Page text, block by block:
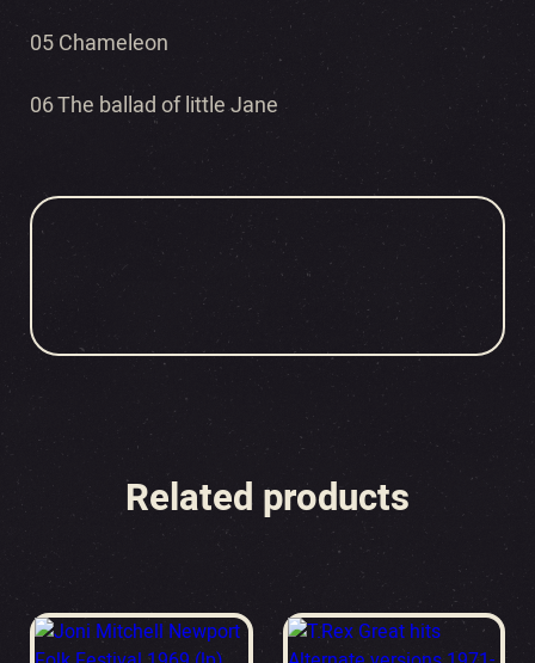
05 Chameleon
06 The ballad of little Jane
Related products